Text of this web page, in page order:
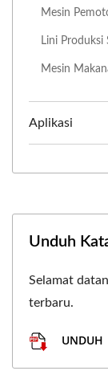
Mesin
Lini Produksi
Mesin
Aplikasi
Unduh
Selamat
terbaru.
UNDUH